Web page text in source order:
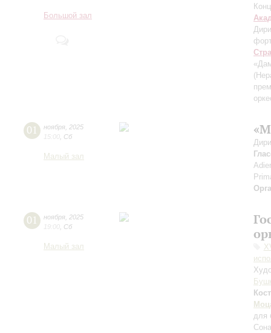
Большой зал
01 ноября 2025
15:00 Сб
Малый зал
01 ноября 2025
19:00 Сб
Малый зал
для